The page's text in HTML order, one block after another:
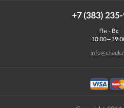
+7 (383)
Пн - Вс